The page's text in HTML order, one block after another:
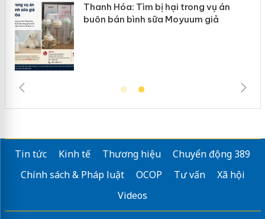
Thanh Hóa: Tìm bị hại trong vụ án
buôn bán bình sữa Moyuum giả
Tin tức Kinh tế Thương hiệu
Chuyển động 389
Chính sách & Pháp luật
OCOP Tư vấn
Xã hội
Videos